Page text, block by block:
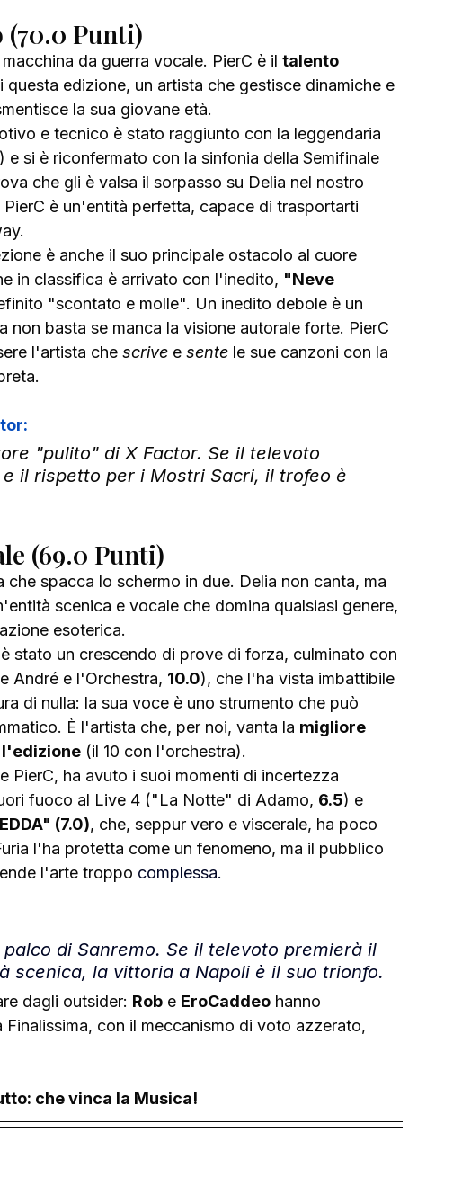
(70.0 Punti)
da guerra vocale. PierC è il talento
questa edizione, un artista che gestisce dinamiche e
la sua giovane età.
e tecnico è stato raggiunto con la leggendaria
) e si è riconfermato con la sinfonia della Semifinale
che gli è valsa il sorpasso su Delia nel nostro
è un'entità perfetta, capace di trasportarti
è anche il suo principale ostacolo al cuore
in classifica è arrivato con l'inedito, "Neve
"scontato e molle". Un inedito debole è un
non basta se manca la visione autorale forte. PierC
l'artista che scrive e sente le sue canzoni con la
"pulito" di X Factor. Se il televoto
il rispetto per i Mostri Sacri, il trofeo è
(69.0 Punti)
spacca lo schermo in due. Delia non canta, ma
scenica e vocale che domina qualsiasi genere,
esoterica.
stato un crescendo di prove di forza, culminato con
André e l'Orchestra, 10.0), che l'ha vista imbattibile
di nulla: la sua voce è uno strumento che può
È l'artista che, per noi, vanta la migliore
(il 10 con l'orchestra).
PierC, ha avuto i suoi momenti di incertezza
fuoco al Live 4 ("La Notte" di Adamo, 6.5) e
(7.0), che, seppur vero e viscerale, ha poco
l'ha protetta come un fenomeno, ma il pubblico
l'arte troppo complessa.
di Sanremo. Se il televoto premierà il
scenica, la vittoria a Napoli è il suo trionfo.
dagli outsider: Rob e EroCaddeo hanno
con il meccanismo di voto azzerato,
che vinca la Musica!